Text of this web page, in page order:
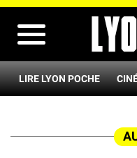
LIRE LYON POCHE